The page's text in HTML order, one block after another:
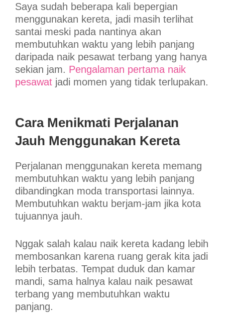
Saya sudah beberapa kali bepergian
menggunakan kereta, jadi masih terlihat
santai meski pada nantinya akan
membutuhkan waktu yang lebih panjang
daripada naik pesawat terbang yang hanya
sekian jam. Pengalaman pertama naik
pesawat jadi momen yang tidak terlupakan.
Cara Menikmati Perjalanan
Jauh Menggunakan Kereta
Perjalanan menggunakan kereta memang
membutuhkan waktu yang lebih panjang
dibandingkan moda transportasi lainnya.
Membutuhkan waktu berjam-jam jika kota
tujuannya jauh.
Nggak salah kalau naik kereta kadang lebih
membosankan karena ruang gerak kita jadi
lebih terbatas. Tempat duduk dan kamar
mandi, sama halnya kalau naik pesawat
terbang yang membutuhkan waktu
panjang.